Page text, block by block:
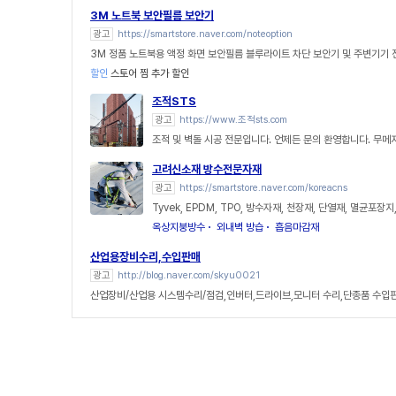
3M 노트북 보안필름 보안기
광고 https://smartstore.naver.com/noteoption
3M 정품 노트북용 액정 화면 보안필름 블루라이트 차단 보안기 및 주변기기
할인 스토어 찜 추가 할인
조적STS
광고 https://www.조적sts.com
조적 및 벽돌 시공 전문입니다. 언제든 문의 환영합니다. 무메
고려신소재 방수전문자재
광고 https://smartstore.naver.com/koreacns
Tyvek, EPDM, TPO, 방수자재, 천장재, 단열재, 멸균포장지
옥상지붕방수
외내벽 방습 흡음마감재
산업용장비수리,수입판매
광고 http://blog.naver.com/skyu0021
산업장비/산업용 시스템수리/점검,인버터,드라이브,모니터 수리,단종품 수입